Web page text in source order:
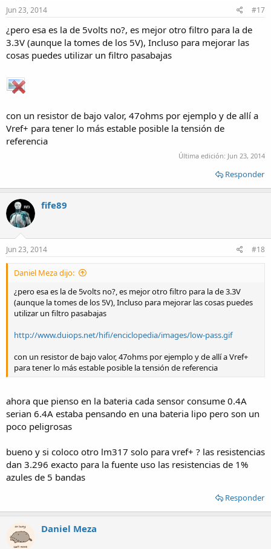
Jun 23, 2014 #17
¿pero esa es la de 5volts no?, es mejor otro filtro para la de
3.3V (aunque la tomes de los 5V), Incluso para mejorar las
cosas puedes utilizar un filtro pasabajas
con un resistor de bajo valor, 47ohms por ejemplo y de allí a
Vref+ para tener lo más estable posible la tensión de
referencia
Última edición: Jun 23, 2014
Responder
fife89
Jun 23, 2014 #18
Daniel Meza dijo:
¿pero esa es la de 5volts no?, es mejor otro filtro para la de 3.3V
(aunque la tomes de los 5V), Incluso para mejorar las cosas puedes
utilizar un filtro pasabajas
http://www.duiops.net/hifi/enciclopedia/images/low-pass.gif
con un resistor de bajo valor, 47ohms por ejemplo y de allí a Vref+
para tener lo más estable posible la tensión de referencia
ahora que pienso en la bateria cada sensor consume 0.4A
serian 6.4A estaba pensando en una bateria lipo pero son un
poco peligrosas
bueno y si coloco otro lm317 solo para vref+ ? las resistencias
dan 3.296 exacto para la fuente uso las resistencias de 1%
azules de 5 bandas
Responder
Daniel Meza